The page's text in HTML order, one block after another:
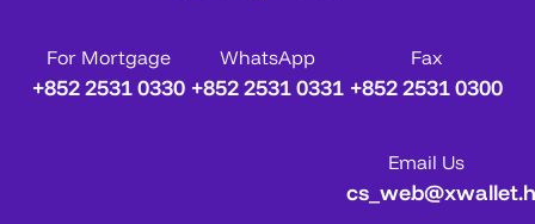
For Mortgage
+852 2531 0330
WhatsApp
+852 2531 0331
Fax
+852 2531 0300
Email Us